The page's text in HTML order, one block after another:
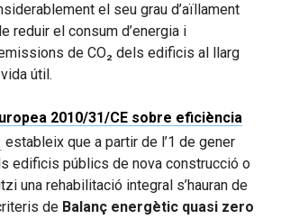
el seu grau d’aïllament
reduir el consum d’energia i
de CO₂ dels edificis al llarg
útil.
2010/31/CE sobre eficiència
estableix que a partir de l’1 de gener
edificis públics de nova construcció o
una rehabilitació integral s’hauran de
de Balanç energètic quasi zero